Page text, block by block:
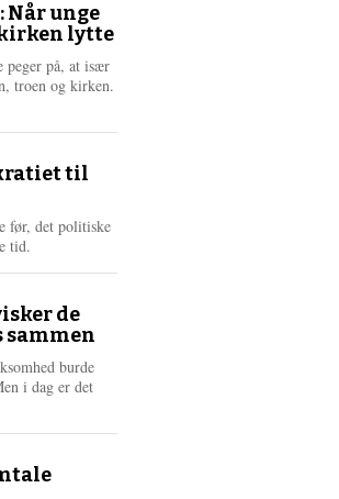
r
e
Når unge
lytte
peger på, at især
troen og kirken.
til
før, det politiske
tid.
de
sammen
burde
i dag er det